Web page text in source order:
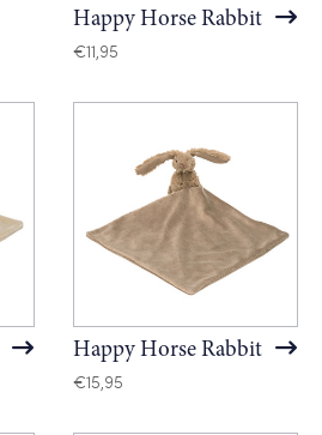
Happy Horse Rabbit
€11,95
Happy Horse Rabbit
€15,95